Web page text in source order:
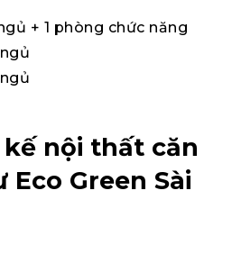
+ 1 phòng chức năng
nội thất căn
Green Sài